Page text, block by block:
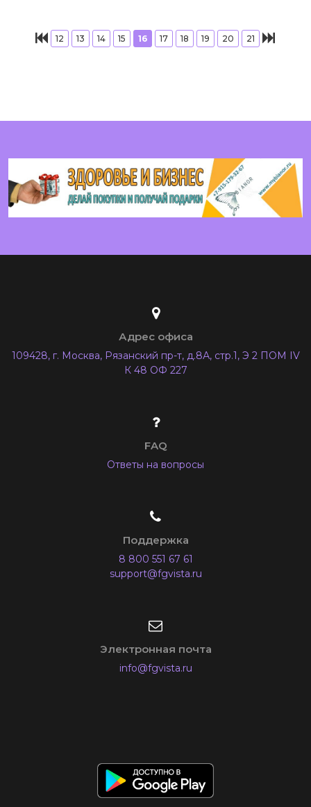
12 13 14 15 16 17 18 19 20 21
Адрес офиса
109428, г. Москва, Рязанский пр-т, д.8А, стр.1, Э 2 ПОМ IV
К 48 ОФ 227
FAQ
Ответы на вопросы
Поддержка
8 800 551 67 61
support@fgvista.ru
Электронная почта
info@fgvista.ru